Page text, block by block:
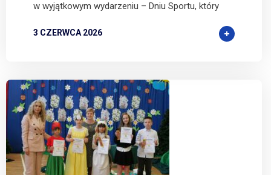
w wyjątkowym wydarzeniu – Dniu Sportu, który
3 CZERWCA 2026